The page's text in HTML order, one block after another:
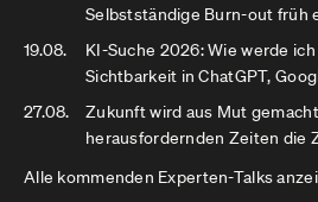
Selbstständige Burn-out früh
19.08.
KI-Suche 2026: Wie werde
Sichtbarkeit in ChatGPT,
27.08.
Zukunft wird aus Mut
herausfordernden Zeiten die
Alle kommenden Experten-Talks